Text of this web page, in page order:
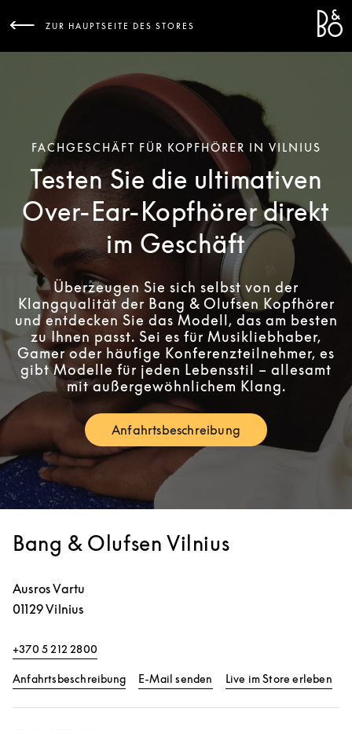
ZUR HAUPTSEITE DES STORES
FACHGESCHÄFT FÜR KOPFHÖRER IN VILNIUS
Testen Sie die ultimativen
Over-Ear-Kopfhörer direkt
im Geschäft
Überzeugen Sie sich selbst von der
Klangqualität der Bang & Olufsen Kopfhörer
und entdecken Sie das Modell, das am besten
zu Ihnen passt. Sei es für Musikliebhaber,
Gamer oder häufige Konferenzteilnehmer, es
gibt Modelle für jeden Lebensstil – allesamt
mit außergewöhnlichem Klang.
AnfahrtsbeschreibungLink Opens in New Tab
Bang & Olufsen Vilnius
Ausros Vartu
01129Vilnius
+370 5 212 2800
AnfahrtsbeschreibungLink Opens in New Tab
E-Mail senden Live im Store erleben